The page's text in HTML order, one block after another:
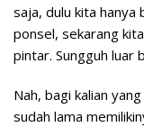
saja, dulu kita hanya
ponsel, sekarang
pintar. Sungguh luar
Nah, bagi kalian
sudah lama